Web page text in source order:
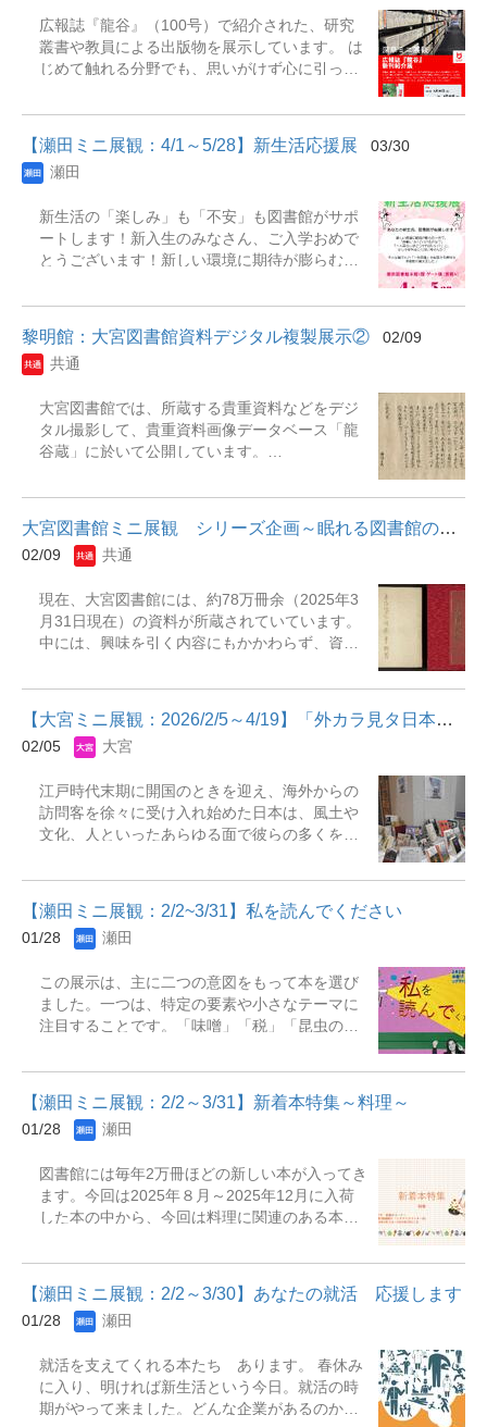
書店, 2014『関西で長く愛されている優良企業
180選 : 継承と革新のひけつ』 日刊工業新聞特
別取材班編. -- 日刊工業新聞社, 2019『文系学生
つけよう』 富樫佳織著. -- 中央経済社,
2021『先生は教えてくれな...
る実用書も取り揃えています。新入生はもちろ
ん、在学生の皆さんにもご活用いただける内容
となっていますので、ぜひご覧ください。展示
場 所：深草図書館1階 展観スペース【主な
展示資料】『大学1年生のためのレポート・論文
作成法 : 書く意義に気づく15回のライティング
講義』 大峰光博, 奥本正編集. -- 第3版. -- ふく
も、これならできる!レポート・論文のまとめ
方』 新田誠吾著. -- すばる舎, 2019『失敗から
学ぶ大学生のレポート作成法』 近藤裕子, 由井
2024『ゼロから始める無敵のレポート・論文
術』 尾崎俊介著. -- ...
広報誌『龍谷』（100号）で紹介された、研究
叢書や教員による出版物を展示しています。 は
じめて触れる分野でも、思いがけず心に引っか
かにページを開く時間から、新しい興味が広が
っていく&hellip;そんな展示になればうれしく思
います。どうぞ気軽にお手に取り、大学の知の
世界にふれてみてください。開催期間：2026年
草図書館和顔館2階 展示コーナーC（旧受付カ
ウンター前）
【瀬田ミニ展観：4/1～5/28】新生活応援展
03/30
瀬田
新生活の「楽しみ」も「不安」も図書館がサポ
ートします！新入生のみなさん、ご入学おめで
とうございます！新しい環境に期待が膨らむ一
らしはどうすればいい？」と、少し不安を感じ
てはいませんか？瀬田図書館では、そんな皆さ
んの「一歩前進」を応援する資料を多数取り揃
えました。レポート作成に欠かせないWord・
ど、今すぐ役立つ本が勢ぞろいです。勉強だけ
でなく、日々の生活を支える資料が図書館には
たくさんあります。在学生の方も、ぜひこの機
んのご来館を心よりお待ちしております！ 展示
期間：2026年4月1日（水）～2026年5月28日
（木）展示場所：瀬田図書館 本館１階ゲート
横（展観A） 主な展示資料『大学4年間で絶対や
ト・論文の書き方』『ひとり暮らしで知りたい
ことが全部のってる本』『世界のエリートがや
っている最高の休息法』『なぜこの人と「ま
黎明館：大宮図書館資料デジタル複製展示②
02/09
共通
大宮図書館では、所蔵する貴重資料などをデジ
タル撮影して、貴重資料画像データベース「龍
谷蔵」に於いて公開しています。
また、撮影された画像は公開されるだけでな
く、時には複製の製作にも利用されます。 今回
の黎明館の展示では、『念仏式』の複製を展示
いたします。 『念仏式』は国指定の重要文化財
データを使用して、用紙に印刷して、実物に近
いサイズで複製を製作しました。 この機会にデ
ジタル複製の取り組みを知っていただければ幸
大宮図書館ミニ展観 シリーズ企画～眠れる図書館の資料たち第11回～
02/09 共通
現在、大宮図書館には、約78万冊余（2025年3
月31日現在）の資料が所蔵されていています。
中には、興味を引く内容にもかかわらず、資料
れている開架スペースの書架以外の場所で眠り
続けている資料があります。 この企画では、そ
ういった資料を取り上げて紹介していきます。
今回は、上海博物館の新館が完成して30周年と
刊行した『上海博物館蔵青銅器』並びに日本の
講談社によって刊行された『上海博物館』を紹
介します。 中国三大博物館の1つである上海博
磁器、工芸品、絵画、書など膨大なコレクショ
ンの一端を知っていただけると幸いです。
&nbsp;
【大宮ミニ展観：2026/2/5～4/19】「外カラ見タ日本」展
02/05 大宮
江戸時代末期に開国のときを迎え、海外からの
訪問客を徐々に受け入れ始めた日本は、風土や
文化、人といったあらゆる面で彼らの多くを魅
まで読み継がれてきました。今回の展示では、
開国から明治時代にかけて日本を訪れた外国人
による日本滞在記の他、写真集や現代日本に関
する記述など多岐にわたる本を集めました。海
活の歴史を辿ってみてください。 期間：2026年
2月5日～4月19日場所：大宮図書館 2F 入館ゲ
ート横 展示コーナー 【主な展示資料】・異人た
見したニッポン・外国人カメラマンが撮った幕
末日本・外から見た江戸時代の書籍文化・オカ
ルト・ジャパン : 外国人の見た明治の御嶽行者
と憑霊文化・アーネスト・サトウの明治日本山
【瀬田ミニ展観：2/2~3/31】私を読んでください
01/28 瀬田
この展示は、主に二つの意図をもって本を選び
ました。一つは、特定の要素や小さなテーマに
注目することです。「味噌」「税」「昆虫の生
ことで、その分野ならではの面白さを伝えま
す。もう一つは、いろいろな角度から書かれた
本を紹介することです。植物の歴史や対話のコ
ツなど、一つの主題を深く掘り下げた本を通し
とが狙いです。ジャンルを問わず、独自の視点
を持つ本を幅広く集めました。展示テーマ「私
を読んでください」に合わせて選んだ各資料の
※リブアドとは瀬田図書館ライブラリーアドバ
イザーの略で図書館で１年業務経験を積んだ学
生アシスタントスタッフの事です。ライブラリ
ーアドバイザーは利用者のお困りごとをサポー
すめ本等のコーナーづくりを担当していたり幅
広い業務を行っています。 展示期間：2026年2
月2日（月）～2026年3月31日（火）展示場所：
【瀬田ミニ展観：2/2～3/31】新着本特集～料理～
01/28 瀬田
図書館には毎年2万冊ほどの新しい本が入ってき
ます。今回は2025年８月～2025年12月に入荷
した本の中から、今回は料理に関連のある本を
ない期間、皆さんは何をして過ごしますか？時
間がある今だからこそ料理に挑戦してみません
か。普段料理をする人もしない人もぜひ本を手
に取って作ってみたい料理を探してみてくださ
ばより美味しく感じられるのではないでしょう
か。 ※リブアドとは瀬田図書館ライブラリーア
ドバイザーの略で図書館で１年業務経験を積ん
【瀬田ミニ展観：2/2～3/30】あなたの就活 応援します
01/28 瀬田
就活を支えてくれる本たち あります。 春休み
に入り、明ければ新生活という今日。就活の時
期がやって来ました。どんな企業があるのか。